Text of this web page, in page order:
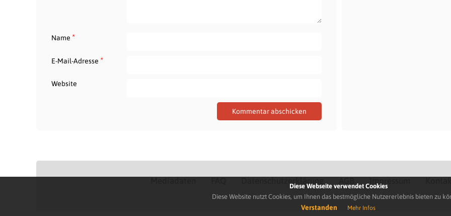
Name *
E-Mail-Adresse *
Website
Datenschutzerklärung Impressum
Diese Webseite verwendet Cookies
Diese Website nutzt Cookies, um Ihnen das bestmögliche Nutzererlebnis bieten zu
Verstanden Mehr Infos